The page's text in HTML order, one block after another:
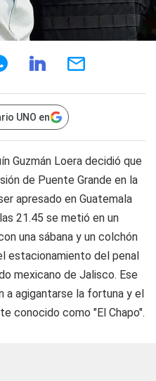
UNO en
Guzmán Loera decidió que
de Puente Grande en la
apresado en Guatemala
21.45 se metió en un
una sábana y un colchón
estacionamiento del penal
mexicano de Jalisco. Ese
a agigantarse la fortuna y el
conocido como "El Chapo".